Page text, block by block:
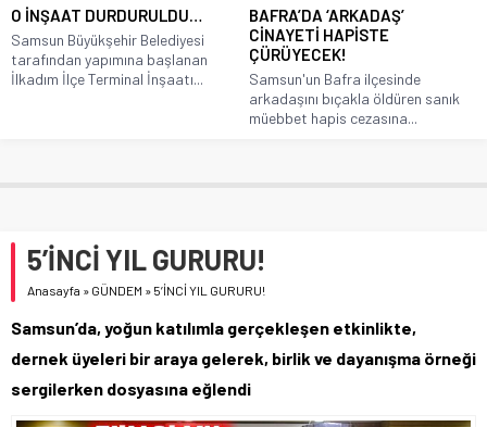
O İNŞAAT DURDURULDU…
Samsun Büyükşehir Belediyesi
tarafından yapımına başlanan
İlkadım İlçe Terminal İnşaatı...
BAFRA’DA ‘ARKADAŞ’
CİNAYETİ HAPİSTE
ÇÜRÜYECEK!
Samsun'un Bafra ilçesinde
arkadaşını bıçakla öldüren sanık
müebbet hapis cezasına...
5’İNCİ YIL GURURU!
Anasayfa » GÜNDEM » 5’İNCİ YIL GURURU!
Samsun’da, yoğun katılımla gerçekleşen etkinlikte,
dernek üyeleri bir araya gelerek, birlik ve dayanışma örneği
sergilerken dosyasına eğlendi